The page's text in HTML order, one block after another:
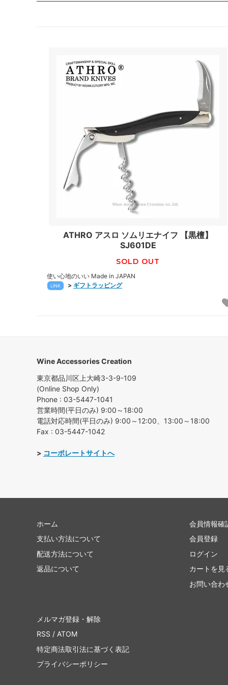
ATHRO アスロ ソムリエナイフ 【黒檀】
SJ601DE
SOLD OUT
使い心地のいい Made in JAPAN
LINK > ギフトラッピング
Wine Accessories Creation
東京都品川区上大崎3-3-9-109
(Online Shop Only)
Phone : 03-5447-1041
営業時間(平日のみ) 9:00～18:00
電話対応時間(平日のみ) 9:00～12:00、13:00～18:00
Fax : 03-5447-1042
> コーポレートサイトへ
ホーム
支払い方法について
配送方法について
返品について
会員情報確
会員登録
ログイン
カートを見
お問い合わ
メルマガ登録・解除
RSS / ATOM
特定商法取引法に基づく表記
プライバシーポリシー